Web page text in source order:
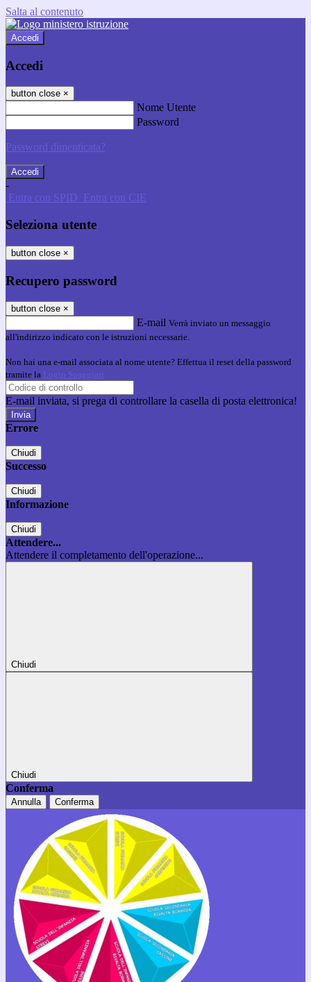
Salta al contenuto
Accedi
Accedi
button close ×
Nome Utente
Password
Password dimenticata?
-
Entra con SPID Entra con CIE
Seleziona utente
button close ×
Recupero password
button close ×
E-mail Verrà inviato un messaggio
all'indirizzo indicato con le istruzioni necessarie.
Non hai una e-mail associata al nome utente? Effettua il reset della password
tramite la Login Spaggiari
E-mail inviata, si prega di controllare la casella di posta elettronica!
Errore
Chiudi
Successo
Chiudi
Informazione
Chiudi
Attendere...
Attendere il completamento dell'operazione...
Chiudi
Chiudi
Conferma
Annulla Conferma